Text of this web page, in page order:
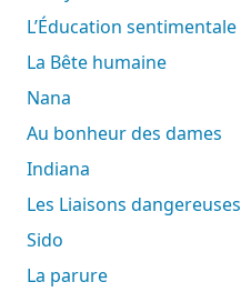
L’Éducation sentimentale
La Bête humaine
Nana
Au bonheur des dames
Indiana
Les Liaisons dangereuses
Sido
La parure